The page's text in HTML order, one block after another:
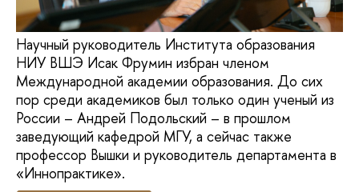
Научный руководитель Института образования
НИУ ВШЭ Исак Фрумин избран членом
Международной академии образования. До сих
пор среди академиков был только один ученый из
России – Андрей Подольский – в прошлом
заведующий кафедрой МГУ, а сейчас также
профессор Вышки и руководитель департамента в
«Иннопрактике».